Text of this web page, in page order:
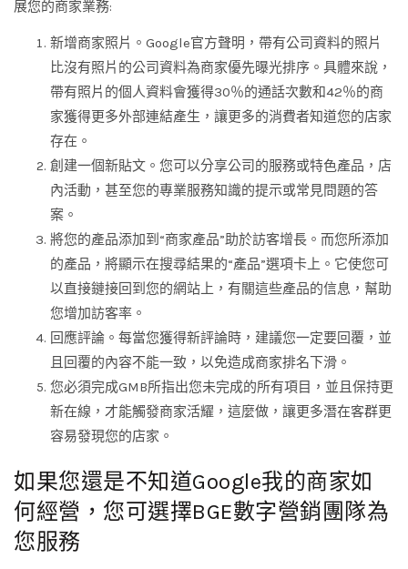
展您的商家業務:
新增商家照片。Google官方聲明，帶有公司資料的照片
比沒有照片的公司資料為商家優先曝光排序。具體來說，
帶有照片的個人資料會獲得30％的通話次數和42％的商
家獲得更多外部連結產生，讓更多的消費者知道您的店家
存在。
創建一個新貼文。您可以分享公司的服務或特色產品，店
內活動，甚至您的專業服務知識的提示或常見問題的答
案。
將您的產品添加到“商家產品”助於訪客增長。而您所添加
的產品，將顯示在搜尋結果的“產品”選項卡上。它使您可
以直接鏈接回到您的網站上，有關這些產品的信息，幫助
您增加訪客率。
回應評論。每當您獲得新評論時，建議您一定要回覆，並
且回覆的內容不能一致，以免造成商家排名下滑。
您必須完成GMB所指出您未完成的所有項目，並且保持更
新在線，才能觸發商家活耀，這麼做，讓更多潛在客群更
容易發現您的店家。
如果您還是不知道Google我的商家如
何經營，您可選擇BGE數字營銷團隊為
您服務